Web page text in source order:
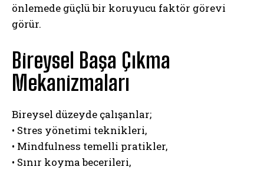
önlemede güçlü bir koruyucu faktör görevi
görür.
Bireysel Başa Çıkma
Mekanizmaları
Bireysel düzeyde çalışanlar;
• Stres yönetimi teknikleri,
• Mindfulness temelli pratikler,
• Sınır koyma becerileri,